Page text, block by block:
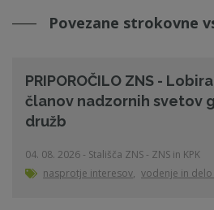
Povezane strokovne
PRIPOROČILO ZNS -
članov nadzornih svetov
družb
04. 08. 2026 - Stališča ZNS - ZNS in KPK
nasprotje interesov, vodenje in delo